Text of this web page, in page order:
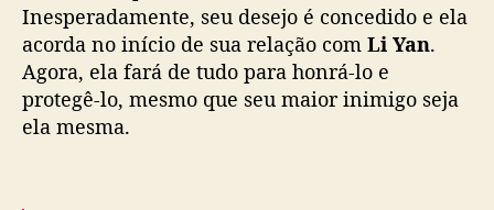
o
r
t
e
Inesperadamente, seu desejo é concedido e ela
acorda no início de sua relação com Li Yan.
Agora, ela fará de tudo para honrá-lo e
protegê-lo, mesmo que seu maior inimigo seja
ela mesma.